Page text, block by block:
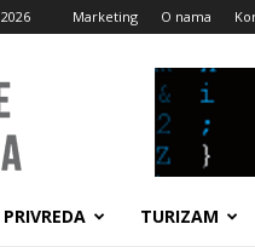
Marketing O nama
PRIVREDA TURIZAM